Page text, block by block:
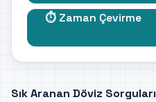
⏱️ Zaman Çevirme
Sık Aranan Döviz Sorguları